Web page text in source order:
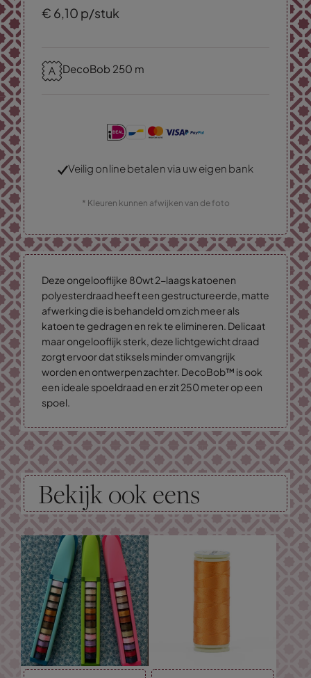
€ 6,10 p/stuk
DecoBob 250 m
Veilig online betalen via uw eigen bank
* Kleuren kunnen afwijken van de foto
Deze ongelooflijke 80wt 2-laags katoenen
polyesterdraad heeft een gestructureerde, matte
afwerking die is behandeld om zich meer als
katoen te gedragen en rek te elimineren. Delicaat
maar ongelooflijk sterk, deze lichtgewicht draad
zorgt ervoor dat stiksels minder omvangrijk
worden en ontwerpen zachter. DecoBob™ is ook
een ideale spoeldraad en er zit 250 meter op een
spoel.
Bekijk ook eens